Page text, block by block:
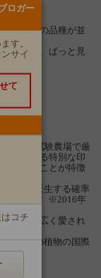
に多くの品種が並
いのか、ぱっと見
箇所の試験農場で厳
けられる特別な印
らないことが特徴
品種が誕生する確率
ています。※2016年
まで幅広く愛され
ます。
るための植物の国際
ロガー
す。
サイ
て
コチ